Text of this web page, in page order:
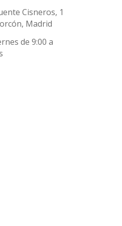
Cisneros, 1
Madrid
de 9:00 a